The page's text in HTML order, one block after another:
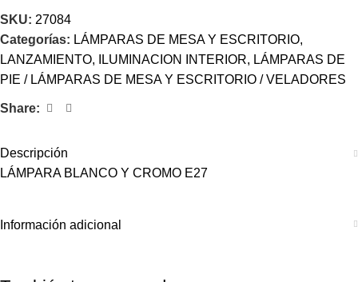
SKU: 27084
Categorías: LÁMPARAS DE MESA Y ESCRITORIO,
LANZAMIENTO, ILUMINACION INTERIOR, LÁMPARAS DE
PIE / LÁMPARAS DE MESA Y ESCRITORIO / VELADORES
Share:
Descripción
LÁMPARA BLANCO Y CROMO E27
Información adicional